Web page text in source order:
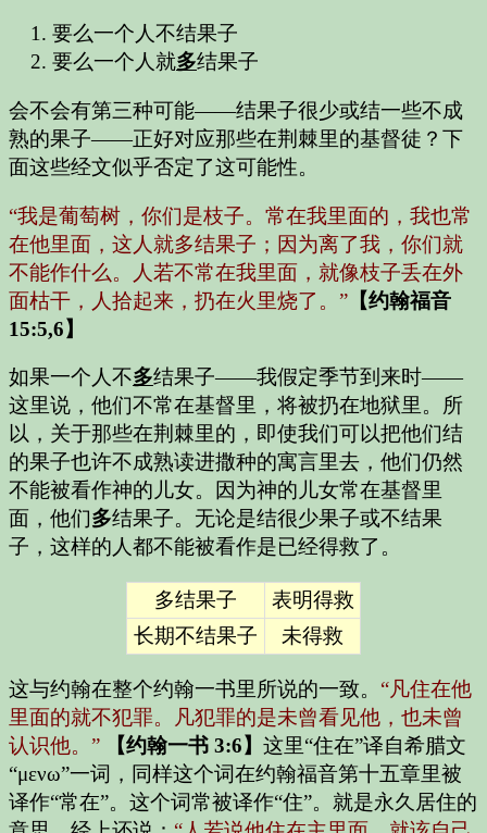
要么一个人不结果子
要么一个人就多结果子
会不会有第三种可能——结果子很少或结一些不成
熟的果子——正好对应那些在荆棘里的基督徒？下
面这些经文似乎否定了这可能性。
“我是葡萄树，你们是枝子。常在我里面的，我也常
在他里面，这人就多结果子；因为离了我，你们就
不能作什么。人若不常在我里面，就像枝子丢在外
面枯干，人拾起来，扔在火里烧了。” 【约翰福音
15:5,6】
如果一个人不多结果子——我假定季节到来时——
这里说，他们不常在基督里，将被扔在地狱里。所
以，关于那些在荆棘里的，即使我们可以把他们结
的果子也许不成熟读进撒种的寓言里去，他们仍然
不能被看作神的儿女。因为神的儿女常在基督里
面，他们多结果子。无论是结很少果子或不结果
子，这样的人都不能被看作是已经得救了。
多结果子
表明得救
长期不结果子
未得救
这与约翰在整个约翰一书里所说的一致。 “凡住在他
里面的就不犯罪。凡犯罪的是未曾看见他，也未曾
认识他。”
【约翰一书 3:6】 这里“住在”译自希腊文
“μενω”一词，同样这个词在约翰福音第十五章里被
译作“常在”。这个词常被译作“住”。就是永久居住的